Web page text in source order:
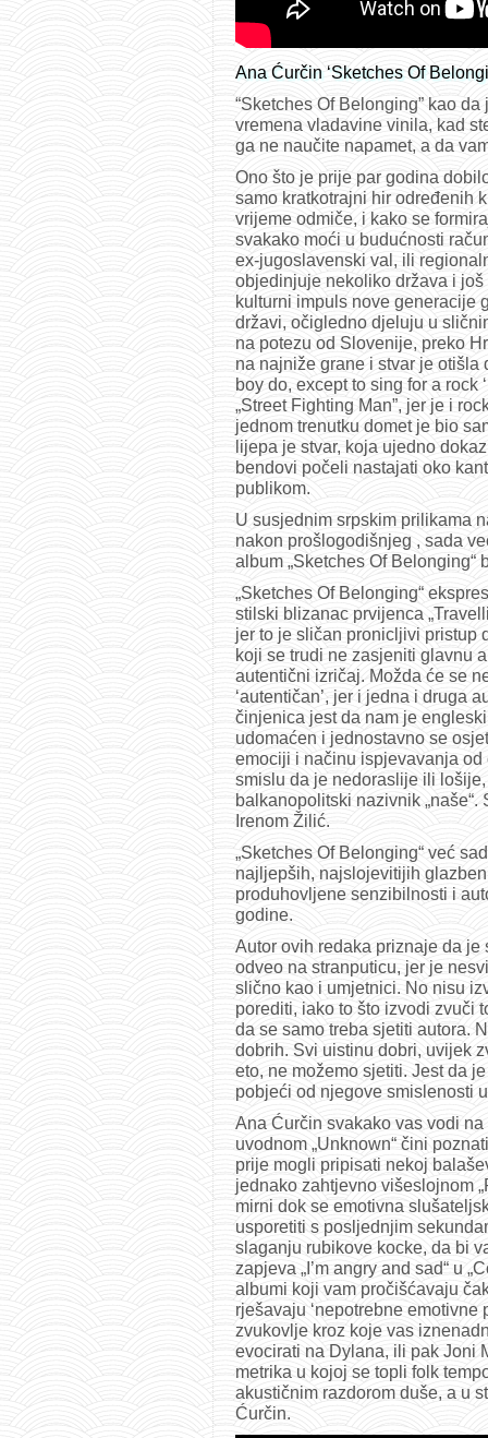
Ana Ćurčin ‘Sketches Of
“Sketches Of Belonging” kao
vremena vladavine vinila, kad
ga ne naučite napamet, a da
Ono što je prije par godina
samo kratkotrajni hir određenih
vrijeme odmiče, i kako se
svakako moći u budućnosti
ex-jugoslavenski val, ili
objedinjuje nekoliko država i
kulturni impuls nove generacije
državi, očigledno djeluju u
na potezu od Slovenije, preko
na najniže grane i stvar je otišla
boy do, except to sing for a rock
„Street Fighting Man”, jer je i
jednom trenutku domet je bio
lijepa je stvar, koja ujedno
bendovi počeli nastajati oko
publikom.
U susjednim srpskim prilikama
nakon prošlogodišnjeg , sada
album „Sketches Of
„Sketches Of Belonging“
stilski blizanac prvijenca
jer to je sličan pronicljivi pristup
koji se trudi ne zasjeniti glavnu
autentični izričaj. Možda će se
‘autentičan’, jer i jedna i druga
činjenica jest da nam je
udomaćen i jednostavno se
emociji i načinu ispjevavanja
smislu da je nedoraslije ili
balkanopolitski nazivnik
Irenom Žilić.
„Sketches Of Belonging“ već
najljepših, najslojevitijih
produhovljene senzibilnosti i
godine.
Autor ovih redaka priznaje da
odveo na stranputicu, jer je
slično kao i umjetnici. No nisu
porediti, iako to što izvodi zvuči
da se samo treba sjetiti autora.
dobrih. Svi uistinu dobri, uvijek
eto, ne možemo sjetiti. Jest da
pobjeći od njegove smislenosti
Ana Ćurčin svakako vas vodi
uvodnom „Unknown“ čini
prije mogli pripisati nekoj
jednako zahtjevno višeslojnom
mirni dok se emotivna
usporetiti s posljednjim
slaganju rubikove kocke, da bi
zapjeva „I’m angry and sad“ u
albumi koji vam pročišćavaju
rješavaju ‘nepotrebne emotivne
zvukovlje kroz koje vas
evocirati na Dylana, ili pak Joni
metrika u kojoj se topli folk
akustičnim razdorom duše, a u
Ćurčin.